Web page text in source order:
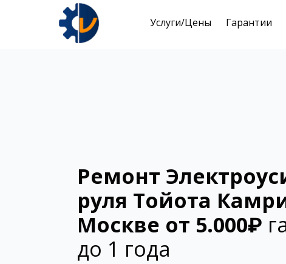
Услуги/Цены Гарантии
Ремонт
руля Тойота
Москве от 5.000₽
до 1 года